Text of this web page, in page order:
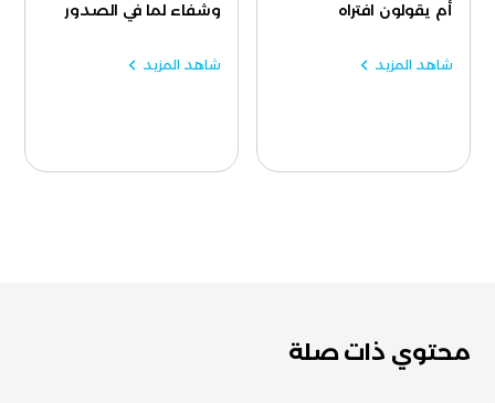
أم يقولون افتراه
شاهد المزيد
وشفاء لما في الصدور
شاهد المزيد
محتوي ذات صلة